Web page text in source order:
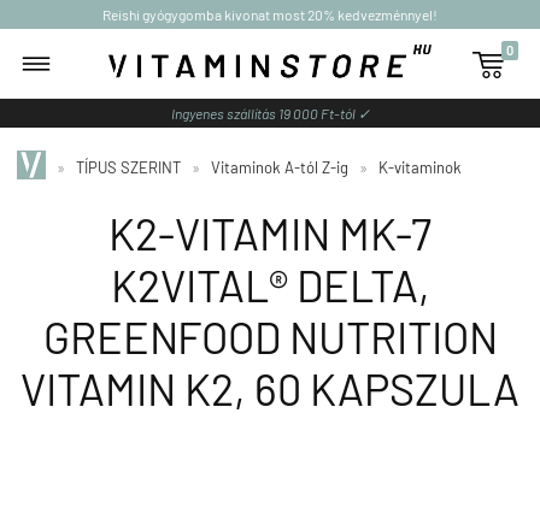
Reishi gyógygomba kivonat most 20% kedvezménnyel!

0
Ingyenes szállítás 19 000 Ft-tól ✓
» TÍPUS SZERINT » Vitaminok A-tól Z-ig » K-vitaminok
K2-VITAMIN MK-7
K2VITAL® DELTA,
GREENFOOD NUTRITION
VITAMIN K2, 60 KAPSZULA